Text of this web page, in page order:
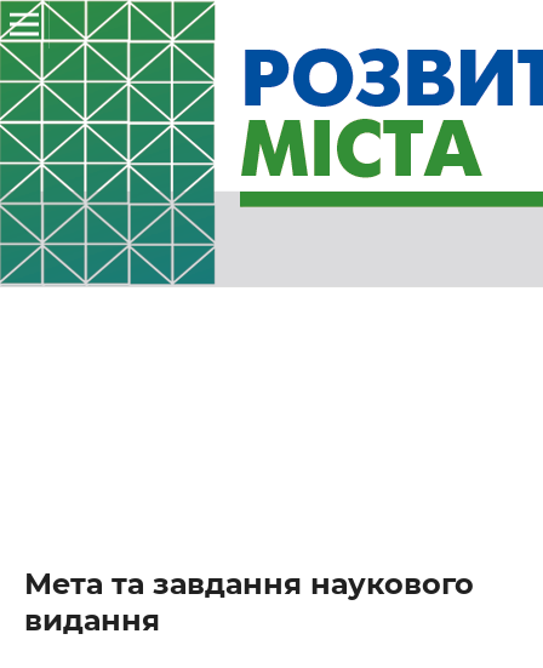
Мета та завдання наукового
видання